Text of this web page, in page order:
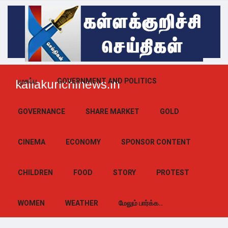
kallakurichinews.in
முகப்பு GOVERNMENT AND POLITICS
GOVERNANCE SHARE MARKET GOLD
CINEMA ECONOMY SPONSOR CONTENT
CHILDREN FOOD STORY PROTEST
WOMEN WEATHER மேலும் பார்க்க..